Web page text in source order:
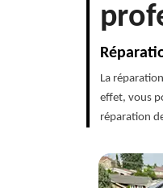
La
effet, vous
réparation